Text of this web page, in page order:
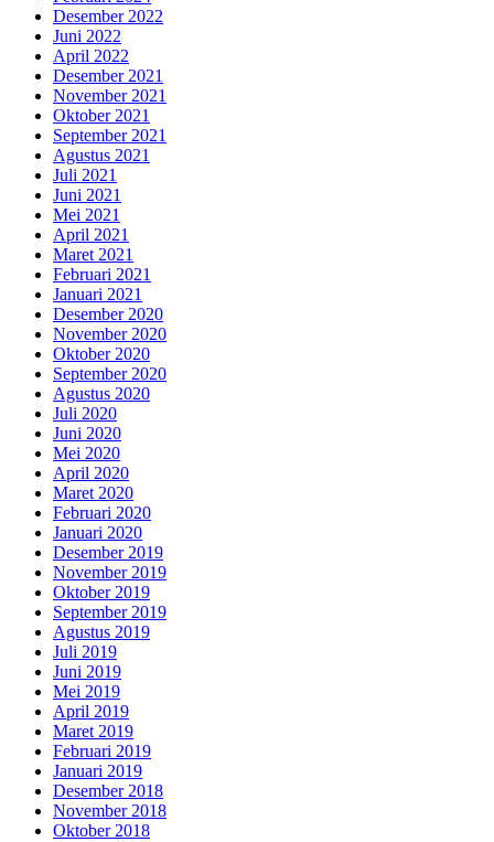
Desember 2022
Juni 2022
April 2022
Desember 2021
November 2021
Oktober 2021
September 2021
Agustus 2021
Juli 2021
Juni 2021
Mei 2021
April 2021
Maret 2021
Februari 2021
Januari 2021
Desember 2020
November 2020
Oktober 2020
September 2020
Agustus 2020
Juli 2020
Juni 2020
Mei 2020
April 2020
Maret 2020
Februari 2020
Januari 2020
Desember 2019
November 2019
Oktober 2019
September 2019
Agustus 2019
Juli 2019
Juni 2019
Mei 2019
April 2019
Maret 2019
Februari 2019
Januari 2019
Desember 2018
November 2018
Oktober 2018